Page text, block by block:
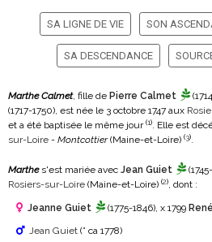
SA LIGNE DE VIE SON
SA DESCENDANCE
Marthe Calmet, fille de Pierre Calmet
(1717-1750), est née le 3 octobre 1747 aux
et a été baptisée le même jour (1). Elle est
sur-Loire - Montcottier(Maine-et-Loire) (3).
Marthes'est mariée avec Jean Guiet
Rosiers-sur-Loire (Maine-et-Loire) (2), dont :
Jeanne Guiet (1775-1846), x 1799
Jean Guiet (° ca 1778)